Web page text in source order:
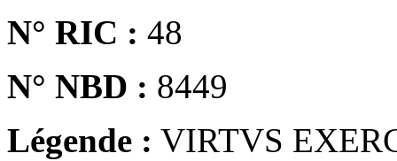
N° RIC : 48
N° NBD : 8449
Légende : VIRTVS